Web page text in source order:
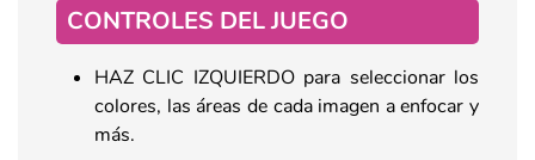
CONTROLES DEL JUEGO
HAZ CLIC IZQUIERDO para seleccionar los
colores, las áreas de cada imagen a enfocar y
más.